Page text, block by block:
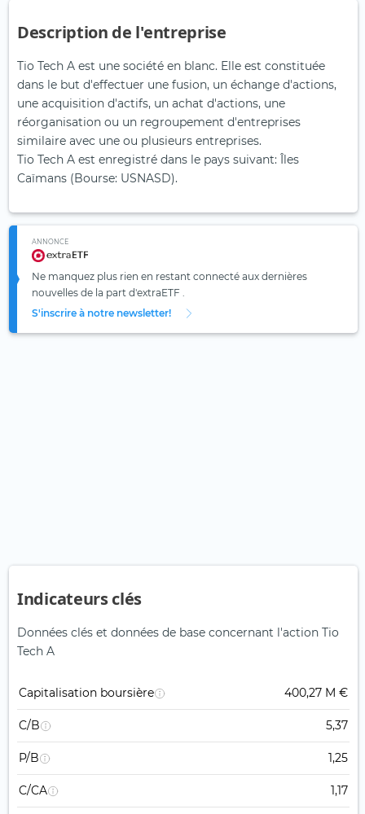
Description de l'entreprise
Tio Tech A est une société en blanc. Elle est constituée
dans le but d'effectuer une fusion, un échange d'actions,
une acquisition d'actifs, un achat d'actions, une
réorganisation ou un regroupement d'entreprises
similaire avec une ou plusieurs entreprises.
Tio Tech A est enregistré dans le pays suivant: Îles
Caïmans (Bourse: USNASD).
ANNONCE
Ne manquez plus rien en restant connecté aux dernières
nouvelles de la part d'extraETF .
S'inscrire à notre newsletter!
Indicateurs clés
Données clés et données de base concernant l'action Tio
Tech A
Capitalisation boursière 400,27 M €
C/B 5,37
P/B 1,25
C/CA 1,17